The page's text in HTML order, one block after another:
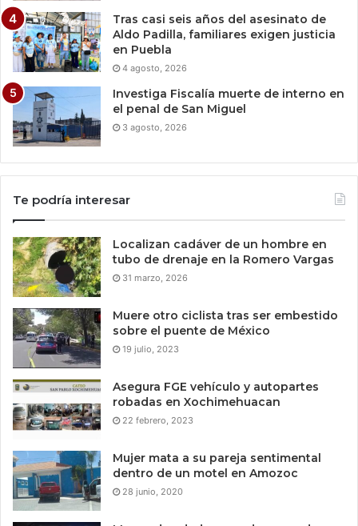
Tras casi seis años del asesinato de
Aldo Padilla, familiares exigen justicia
en Puebla
4 agosto, 2026
Investiga Fiscalía muerte de interno en
el penal de San Miguel
3 agosto, 2026
Te podría interesar
Localizan cadáver de un hombre en
tubo de drenaje en la Romero Vargas
31 marzo, 2026
Muere otro ciclista tras ser embestido
sobre el puente de México
19 julio, 2023
Asegura FGE vehículo y autopartes
robadas en Xochimehuacan
22 febrero, 2023
Mujer mata a su pareja sentimental
dentro de un motel en Amozoc
28 junio, 2020